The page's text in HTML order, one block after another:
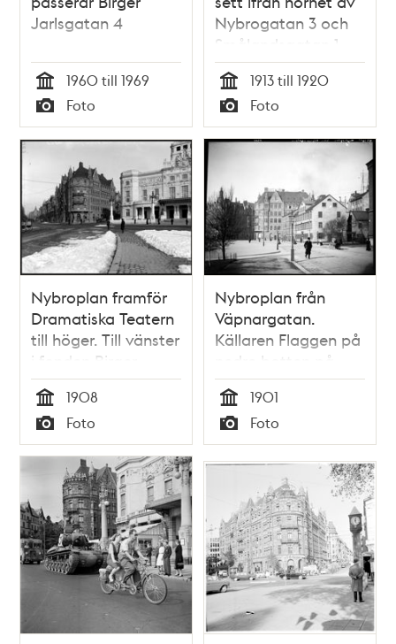
Jarlsgatan 4
Tid
1960 till 1969
Typ
Foto
Nybrogatan 3 och
Smålandsgatan 1
Tid
1913 till 1920
Typ
Foto
Nybroplan framför
Dramatiska Teatern
till höger. Till vänster
i fonden Birger
Jarlsgatan
Tid
1908
Typ
Foto
Nybroplan från
Väpnargatan.
Källaren Flaggen på
nedre botten på
nybrogatan 24.
Fotografiet är taget
strax före rivningen
inför bygget av
Dramaten.
Tid
1901
Typ
Foto